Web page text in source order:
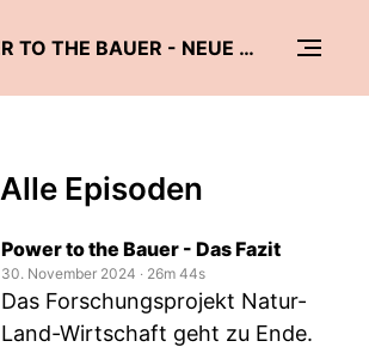
POWER TO THE BAUER - NEUE WEGE IN DER LANDWIRTSCHAFT
Alle Episoden
Power to the Bauer - Das Fazit
30. November 2024 ‧ 26m 44s
Das Forschungsprojekt Natur-
Land-Wirtschaft geht zu Ende.